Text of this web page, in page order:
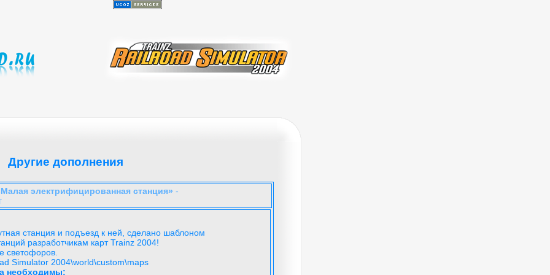
Другие дополнения
электрифицированная станция» -
станция и подъезд к ней, сделано шаблоном
разработчикам карт Trainz 2004!
светофоров.
Simulator 2004\world\custom\maps
необходимы: